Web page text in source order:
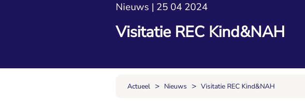
Nieuws | 25 04 2024
Visitatie REC Kind&NAH
Actueel > Nieuws > Visitatie REC Kind&NAH